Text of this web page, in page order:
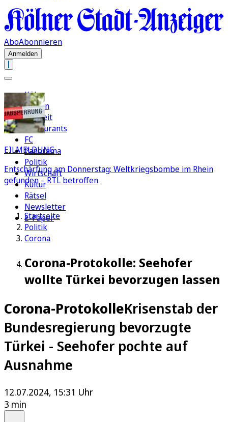
AboAbonnieren
Anmelden
Köln
Region
Freizeit
Restaurants
FC
Panorama
Politik
Wirtschaft
Kultur
Rätsel
Newsletter
E-Paper
EILMELDUNG
Entschärfung am Donnerstag: Weltkriegsbombe im Rhein
gefunden – RTL betroffen
Startseite
Politik
Corona
Corona-Protokolle: Seehofer
wollte Türkei bevorzugen lassen
Corona-ProtokolleKrisenstab der
Bundesregierung bevorzugte
Türkei - Seehofer pochte auf
Ausnahme
12.07.2024, 15:31 Uhr
3 min